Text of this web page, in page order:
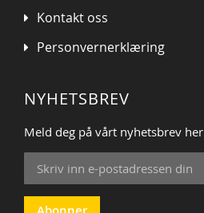
Kontakt oss
Personvernerklæring
NYHETSBREV
Meld deg på vårt nyhetsbrev her
Sign
Up
for
Our